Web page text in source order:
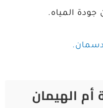
جودة المياه.
الهيمان